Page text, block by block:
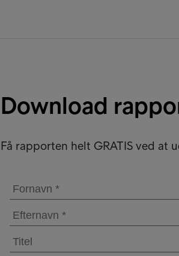
Download
Få rapporten helt GRATIS ved at